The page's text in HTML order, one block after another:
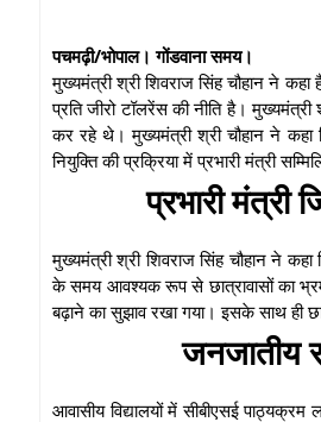
पचमढ़ी/भोपाल। गोंडवाना समय।
मुख्यमंत्री श्री शिवराज सिंह चौहान ने कहा
प्रति जीरो टॉलरेंस की नीति है।
कर रहे थे। मुख्यमंत्री श्री चौहान ने कहा
नियुक्ति की प्रक्रिया में प्रभारी मंत्री
प्रभारी
मुख्यमंत्री श्री शिवराज सिंह चौहान ने
के समय आवश्यक रूप से छात्रावासों का
बढ़ाने का सुझाव रखा गया। इसके साथ ही
जनजातीय
आवासीय विद्यालयों में सीबीएसई